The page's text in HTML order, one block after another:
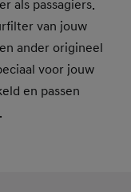
als passagiers.
van jouw
ander origineel
voor jouw
en passen